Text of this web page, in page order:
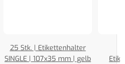
25 Stk. | Etikettenhalter
SINGLE | 107x35 mm | gelb